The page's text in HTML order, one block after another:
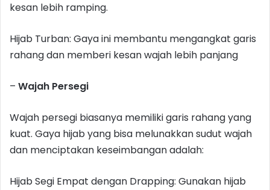
kesan lebih ramping.
Hijab Turban: Gaya ini membantu mengangkat garis
rahang dan memberi kesan wajah lebih panjang
– Wajah Persegi
Wajah persegi biasanya memiliki garis rahang yang
kuat. Gaya hijab yang bisa melunakkan sudut wajah
dan menciptakan keseimbangan adalah:
Hijab Segi Empat dengan Drapping: Gunakan hijab